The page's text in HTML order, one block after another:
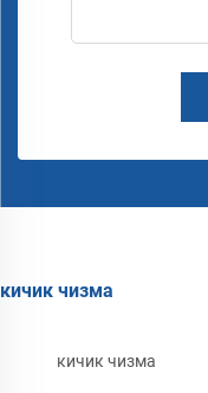
кичик чизма
кичик чизма